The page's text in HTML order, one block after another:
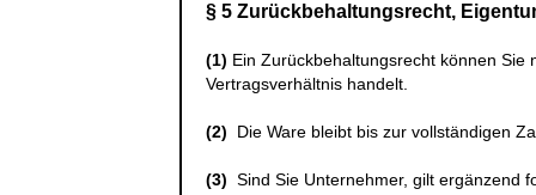
§ 5 Zurückbehaltungsrecht,
(1) Ein Zurückbehaltungsrecht können
Vertragsverhältnis handelt.
(2) Die Ware bleibt bis zur vollständigen
(3) Sind Sie Unternehmer, gilt ergänzend